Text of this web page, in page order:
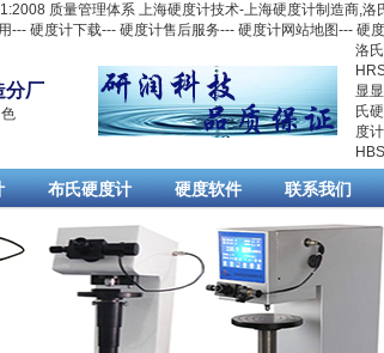
质量管理体系 上海硬度计技术-上海硬度计制造商,洛
--- 硬度计下载--- 硬度计售后服务--- 硬度计网站地图--- 硬
分厂
洛
显
氏
度
布氏硬度计 硬度软件 联系我们